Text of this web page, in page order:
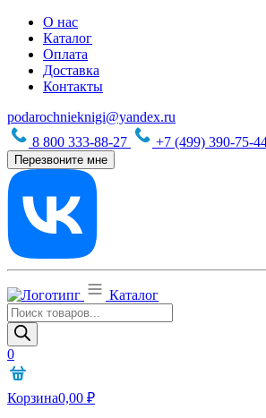
О нас
Каталог
Оплата
Доставка
Контакты
podarochnieknigi@yandex.ru
8 800 333-88-27
+7 (499) 390-75-
Перезвоните мне
Каталог
Поиск
товаров
0
Корзина0,00 ₽